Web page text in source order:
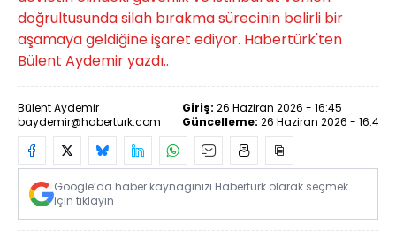
doğrultusunda silah bırakma sürecinin belirli bir
aşamaya geldiğine işaret ediyor. Habertürk'ten
Bülent Aydemir yazdı..
Bülent Aydemir
baydemir@haberturk.com
Giriş: 26 Haziran 2026 - 16:45
Güncelleme: 26 Haziran 2026 - 16:45
Google’da haber kaynağınızı Habertürk olarak seçmek
için tıklayın